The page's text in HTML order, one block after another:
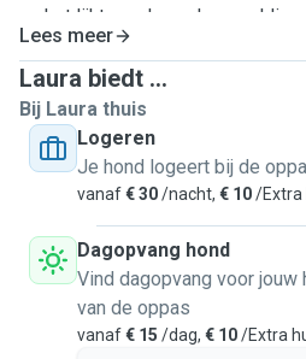
en het lijkt me dan ook geweldig
hond te passen en samen te
Omdat Bodhi een gevoelig
teefjes opvangen van klein of
zij zelf). Ik voel me nog niet
te dienen. Ik pas graag op
gesteriliseerde teefjes (tenzij ze
kijk er naar uit!
Lees meer
Laura biedt ...
Bij Laura thuis
Logeren
Je hond logeert bij de
vanaf€ 30/nacht, € 10/Extra
Dagopvang hond
Vind dagopvang voor jouw
van de oppas
vanaf€ 15 /dag, € 10/Extra